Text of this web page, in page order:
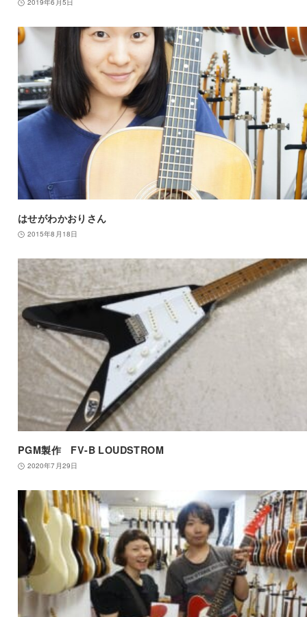
2019年6月5日
はせがわかおりさん
2015年8月18日
PGM製作 FV-B LOUDSTROM
2020年7月29日